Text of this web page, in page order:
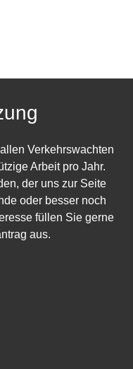
Verkehrswachten
Arbeit pro Jahr.
der uns zur Seite
oder besser noch
füllen Sie gerne
aus.